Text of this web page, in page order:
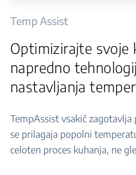
Temp Assist
Optimizirajte svoje
napredno
nastavljanja
TempAssist vsakič
se prilagaja popolni
celoten proces kuhanja, ne